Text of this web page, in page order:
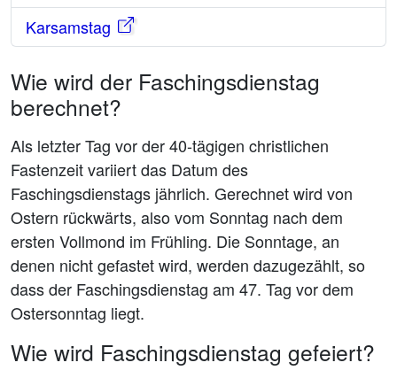
Karsamstag
Wie wird der Faschingsdienstag
berechnet?
Als letzter Tag vor der 40-tägigen christlichen
Fastenzeit variiert das Datum des
Faschingsdienstags jährlich. Gerechnet wird von
Ostern rückwärts, also vom Sonntag nach dem
ersten Vollmond im Frühling. Die Sonntage, an
denen nicht gefastet wird, werden dazugezählt, so
dass der Faschingsdienstag am 47. Tag vor dem
Ostersonntag liegt.
Wie wird Faschingsdienstag gefeiert?